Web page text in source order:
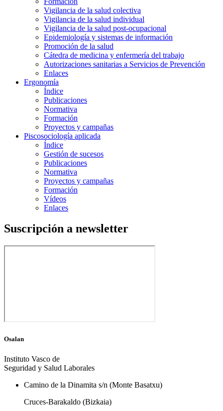
Vigilancia de la salud colectiva
Vigilancia de la salud individual
Vigilancia de la salud post-ocupacional
Epidemiología y sistemas de información
Promoción de la salud
Cátedra de medicina y enfermería del trabajo
Autorizaciones sanitarias a Servicios de Prevención
Enlaces
Ergonomía
Índice
Publicaciones
Normativa
Formación
Proyectos y campañas
Piscosociología aplicada
Índice
Gestión de sucesos
Publicaciones
Normativa
Proyectos y campañas
Formación
Vídeos
Enlaces
Suscripción a newsletter
Osalan
Instituto Vasco de
Seguridad y Salud Laborales
Camino de la Dinamita s/n (Monte Basatxu)
Cruces-Barakaldo (Bizkaia)